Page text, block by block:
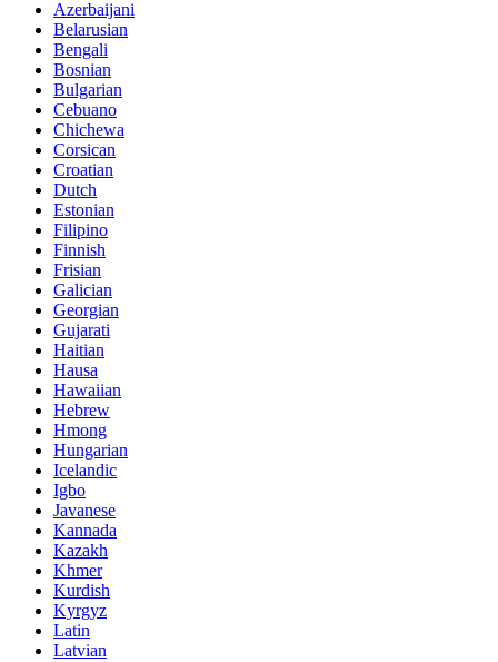
Azerbaijani
Belarusian
Bengali
Bosnian
Bulgarian
Cebuano
Chichewa
Corsican
Croatian
Dutch
Estonian
Filipino
Finnish
Frisian
Galician
Georgian
Gujarati
Haitian
Hausa
Hawaiian
Hebrew
Hmong
Hungarian
Icelandic
Igbo
Javanese
Kannada
Kazakh
Khmer
Kurdish
Kyrgyz
Latin
Latvian